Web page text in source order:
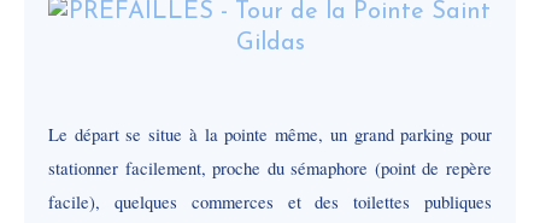
Le départ se situe à la pointe même, un grand parking pour
stationner facilement, proche du sémaphore (point de repère
facile), quelques commerces et des toilettes publiques